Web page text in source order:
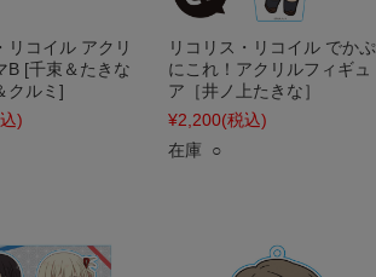
リコイル アクリ
B [千束＆たきな
クルミ]
)
リコリス・リコイル でかぷ
にこれ！アクリルフィギュ
ア［井ノ上たきな］
¥2,200(税込)
在庫 ○